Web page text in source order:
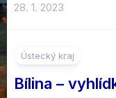
28. 1. 2023
Ústecký kraj
Bílina –